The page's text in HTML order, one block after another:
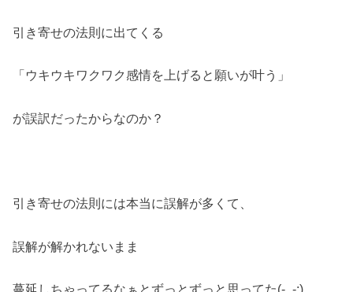
引き寄せの法則に出てくる
「ウキウキワクワク感情を上げると願いが叶う」
が誤訳だったからなのか？
引き寄せの法則には本当に誤解が多くて、
誤解が解かれないまま
蔓延しちゃってるなぁとずっとずっと思ってた(-_-;)